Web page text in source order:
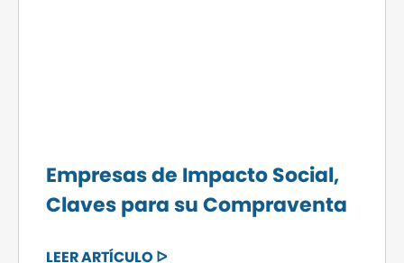
Empresas de Impacto Social,
Claves para su Compraventa
LEER ARTÍCULO ᐅ